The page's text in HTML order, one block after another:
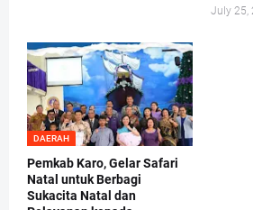
July 25,
DAERAH
Pemkab Karo, Gelar Safari
Natal untuk Berbagi
Sukacita Natal dan